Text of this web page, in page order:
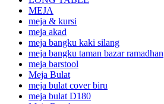
MEJA
meja & kursi
meja akad
meja bangku kaki silang
meja bangku taman bazar ramadhan
meja barstool
Meja Bulat
meja bulat cover biru
meja bulat D180